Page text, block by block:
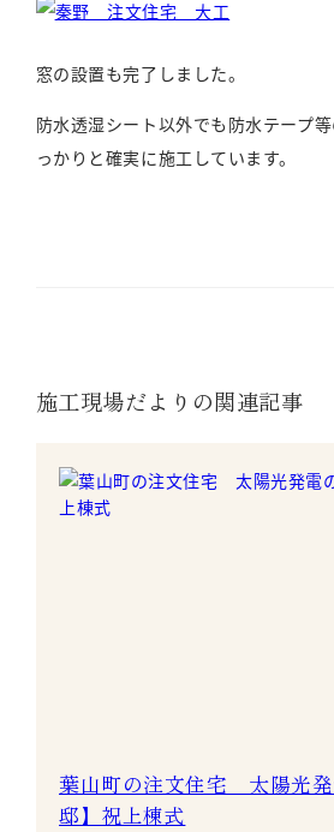
窓の設置も完了しました。
防水透湿シート以外でも防水テープ
っかりと確実に施工しています。
施工現場だよりの関連記事
葉山町の注文住宅 太陽光
邸】祝上棟式